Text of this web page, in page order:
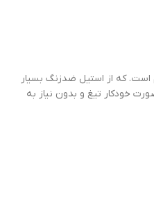
و مقاوم است. که از استیل ضدزنگ بسیار
خودکار تیغ و بدون نیاز به